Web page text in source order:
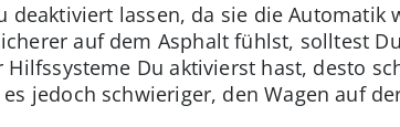
deaktiviert lassen, da sie die
auf dem Asphalt fühlst, solltest
Hilfssysteme Du aktivierst hast, desto
jedoch schwieriger, den Wagen auf